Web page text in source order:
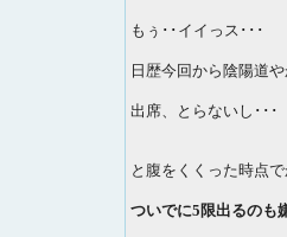
もぅ･･イイっス･･･
日歴今回から陰陽道
出席、とらないし･･･
と腹をくくった時点
ついでに5限出るのも